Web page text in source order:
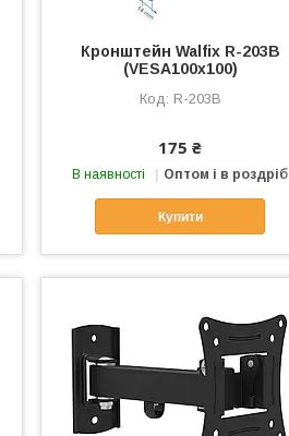
Кронштейн Walfix R-203B
(VESA100х100)
R-203B
175 ₴
В наявності Оптом і в роздріб
Купити